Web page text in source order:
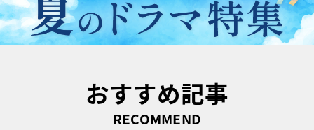
おすすめ記事
RECOMMEND